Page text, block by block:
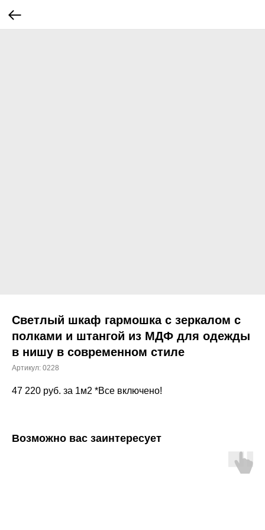
Светлый шкаф гармошка с зеркалом с
полками и штангой из МДФ для одежды
в нишу в современном стиле
Артикул: 0228
47 220 руб. за 1м2 *Все включено!
Возможно вас заинтересует